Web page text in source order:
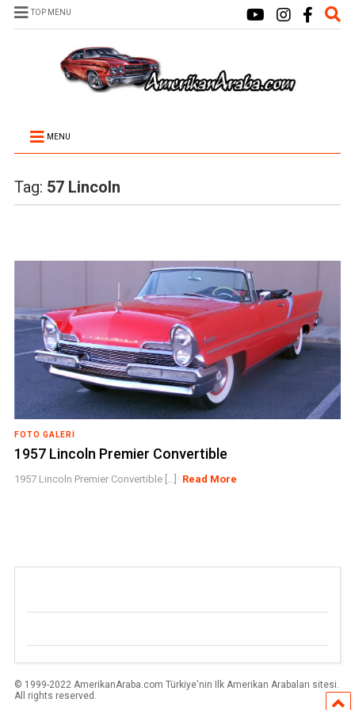
TOP MENU
MENU
Tag: 57 Lincoln
FOTO GALERI
1957 Lincoln Premier Convertible
1957 Lincoln Premier Convertible [...] Read More
© 1999-2022 AmerikanAraba.com Türkiye'nin Ilk Amerikan Arabaları sitesi.
All rights reserved.